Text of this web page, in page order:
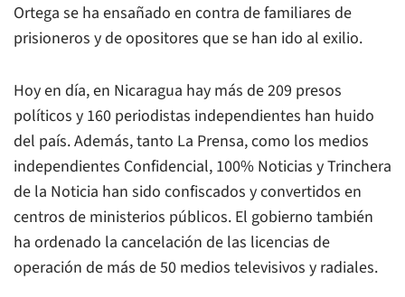
Ortega se ha ensañado en contra de familiares de
prisioneros y de opositores que se han ido al exilio.
Hoy en día, en Nicaragua hay más de 209 presos
políticos y 160 periodistas independientes han huido
del país. Además, tanto La Prensa, como los medios
independientes Confidencial, 100% Noticias y Trinchera
de la Noticia han sido confiscados y convertidos en
centros de ministerios públicos. El gobierno también
ha ordenado la cancelación de las licencias de
operación de más de 50 medios televisivos y radiales.